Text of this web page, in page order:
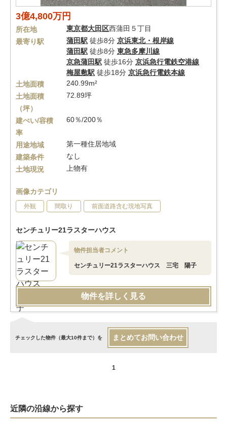
3億4,800万円
所在地 東京都大田区西蒲田５丁目
最寄り駅
蒲田駅 徒歩8分 京浜東北・根岸線
蒲田駅 徒歩8分 東急多摩川線
京急蒲田駅 徒歩16分 京浜急行電鉄空港線
梅屋敷駅 徒歩18分 京浜急行電鉄本線
土地面積
240.99m²
土地面積
（坪）
72.89坪
建ぺい/容積
率
60％/200％
用途地域
第一種住居地域
建築条件
なし
土地現況
上物有
画像カテゴリ
外観 間取り 前面道路含む現地写真
センチュリー21ラスターハウス
物件担当者コメント
センチュリー21ラスターハウス 三宅 陽子
物件を詳しく見る
チェックした物件（最大10件まで）を まとめてお問い合わせ
1
近隣の沿線から探す